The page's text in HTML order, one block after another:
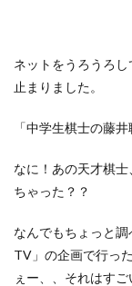
ネットをうろうろ
止まりました。
「中学生棋士の藤
なに！あの天才棋
ちゃった？？
なんでもちょっと
TV」の企画で行っ
ぇー、、それはす